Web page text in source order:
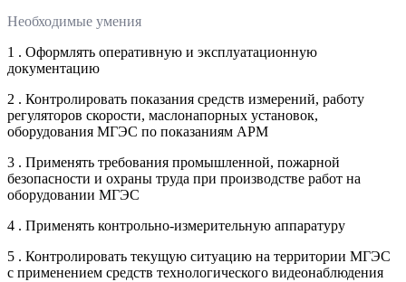
Необходимые умения
1 . Оформлять оперативную и эксплуатационную
документацию
2 . Контролировать показания средств измерений, работу
регуляторов скорости, маслонапорных установок,
оборудования МГЭС по показаниям АРМ
3 . Применять требования промышленной, пожарной
безопасности и охраны труда при производстве работ на
оборудовании МГЭС
4 . Применять контрольно-измерительную аппаратуру
5 . Контролировать текущую ситуацию на территории МГЭС
с применением средств технологического видеонаблюдения